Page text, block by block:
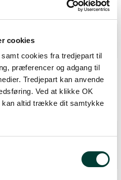
cookies
cookies fra tredjepart til
præferencer og adgang til
Tredjepart kan anvende
Ved at klikke OK
altid trække dit samtykke
Nej
barrierer kan
i overfladen,